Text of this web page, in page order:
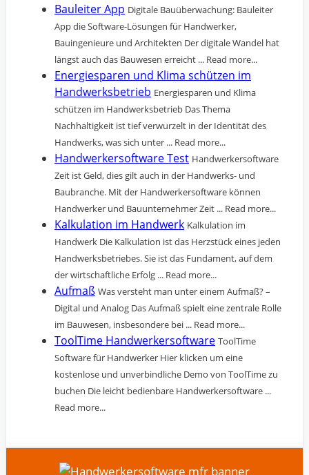
Bauleiter App Digitale Bauüberwachung: Bauleiter
App die Software-Lösungen für Handwerker,
Bauingenieure und Architekten Der digitale Wandel hat
längst auch das Bauwesen erreicht ... Read more...
Energiesparen und Klima schützen im
Handwerksbetrieb Energiesparen und Klima
schützen im Handwerksbetrieb Das Thema
Nachhaltigkeit ist tief verwurzelt in der Identität des
Handwerks, was sich unter ... Read more...
Handwerkersoftware Test Handwerkersoftware
Zeit ist Geld, dies gilt auch in der Handwerks- und
Baubranche. Mit der Handwerkersoftware können
Handwerker und Bauunternehmer Zeit ... Read more...
Kalkulation im Handwerk Kalkulation im
Handwerk Die Kalkulation ist das Herzstück eines jeden
Handwerksbetriebes. Sie ist das Fundament, auf dem
der wirtschaftliche Erfolg ... Read more...
Aufmaß Was versteht man unter einem Aufmaß? –
Digital und Analog Das Aufmaß spielt eine zentrale Rolle
im Bauwesen, insbesondere bei ... Read more...
ToolTime Handwerkersoftware ToolTime
Software für Handwerker Hier klicken um eine
kostenlose und unverbindliche Demo von ToolTime zu
buchen Die leicht bedienbare Handwerkersoftware ...
Read more...